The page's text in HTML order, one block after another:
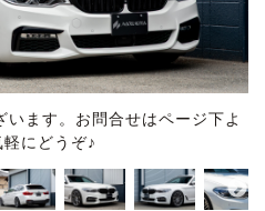
います。お問合せはページ下よ
軽にどうぞ♪